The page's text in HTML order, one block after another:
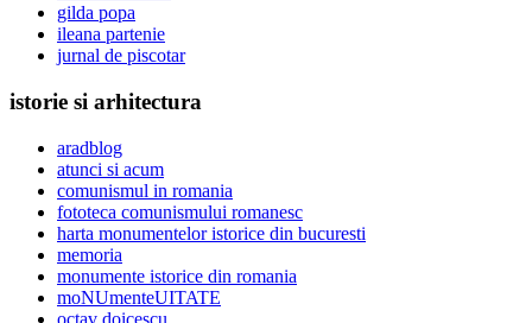
gilda popa
ileana partenie
jurnal de piscotar
istorie si arhitectura
aradblog
atunci si acum
comunismul in romania
fototeca comunismului romanesc
harta monumentelor istorice din bucuresti
memoria
monumente istorice din romania
moNUmenteUITATE
octav doicescu